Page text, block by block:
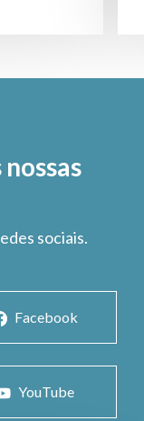
sociais.
Facebook
YouTube